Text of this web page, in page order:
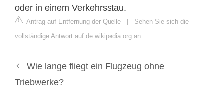
oder in einem Verkehrsstau.
Antrag auf Entfernung der Quelle | Sehen Sie sich die
vollständige Antwort auf de.wikipedia.org an
Wie lange fliegt ein Flugzeug ohne
Triebwerke?